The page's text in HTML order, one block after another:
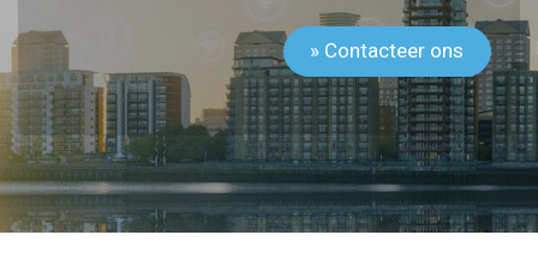
» Contacteer ons